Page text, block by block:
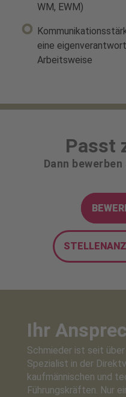
WM, EWM)
eine
Arbeitsweise
Passt
Dann
Ihr
Schmieder ist seit
Spezialist in der
kaufmännischen und
Führungskräften. Nur